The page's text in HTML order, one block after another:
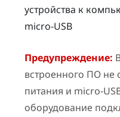
устройства к
micro-USB
Предупреждение:
встроенного ПО не
питания и micro-
оборудование